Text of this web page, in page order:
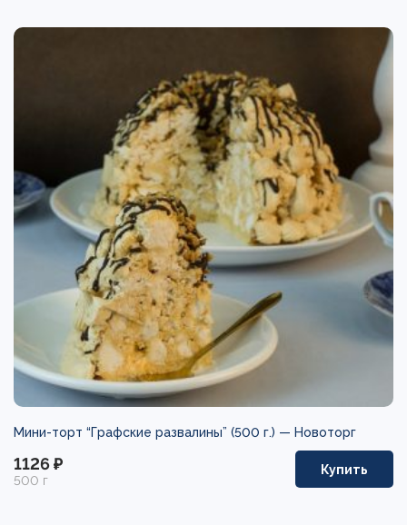
Мини-торт “Графские развалины” (500 г.) — Новоторг
1126 ₽
500 г
Купить